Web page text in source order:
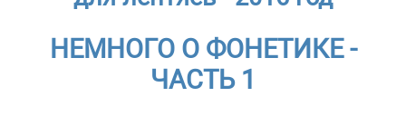
НЕМНОГО О ФОНЕТИКЕ -
ЧАСТЬ 1